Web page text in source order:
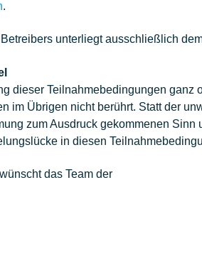
.
unterliegt ausschließlich
dieser Teilnahmebedingungen
im Übrigen nicht berührt. Statt der
zum Ausdruck gekommenen
in diesen
das Team der